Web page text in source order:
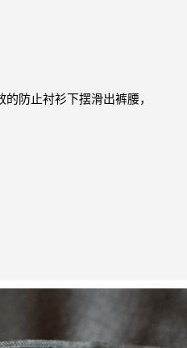
防止衬衫下摆滑出裤腰，